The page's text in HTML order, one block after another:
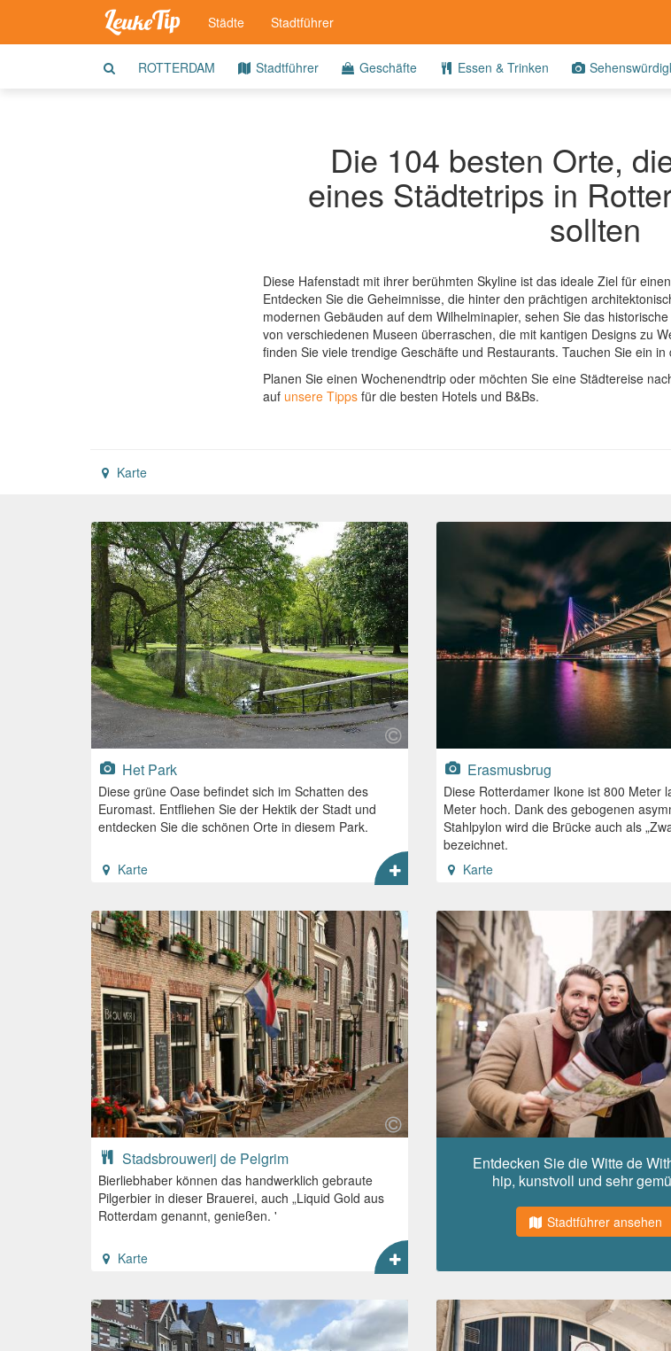
Städte Stadtführer
ROTTERDAM Stadtführer Geschäfte Essen & Trinken
Die 104 besten Orte,
eines Städtetrips in
sollten
Diese Hafenstadt mit ihrer berühmten Skyline ist das ideale Ziel für
Entdecken Sie die Geheimnisse, die hinter den prächtigen
modernen Gebäuden auf dem Wilhelminapier, sehen Sie das
von verschiedenen Museen überraschen, die mit kantigen Designs zu
finden Sie viele trendige Geschäfte und Restaurants. Tauchen Sie ein in
Planen Sie einen Wochenendtrip oder möchten Sie eine Städtereise
auf unsere Tipps für die besten Hotels und B&Bs.
Karte
Het Park
Diese grüne Oase befindet sich im Schatten des
Euromast. Entfliehen Sie der Hektik der Stadt und
entdecken Sie die schönen Orte in diesem Park.
Karte
Erasmusbrug
Diese Rotterdamer Ikone ist 800 Meter
Meter hoch. Dank des gebogenen
Stahlpylon wird die Brücke auch als
bezeichnet.
Karte
Stadsbrouwerij de Pelgrim
Bierliebhaber können das handwerklich gebraute
Pilgerbier in dieser Brauerei, auch „Liquid Gold aus
Rotterdam genannt, genießen. '
Karte
Entdecken Sie die Witte de
hip, kunstvoll und sehr
Stadtführer ansehen